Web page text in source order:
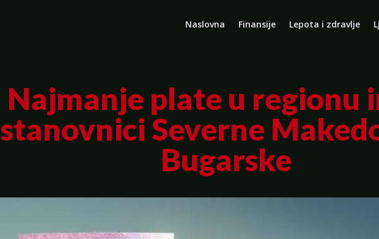
Naslovna Finansije Lepota i zdravlje
Najmanje plate u regionu
stanovnici Severne
Bugarske